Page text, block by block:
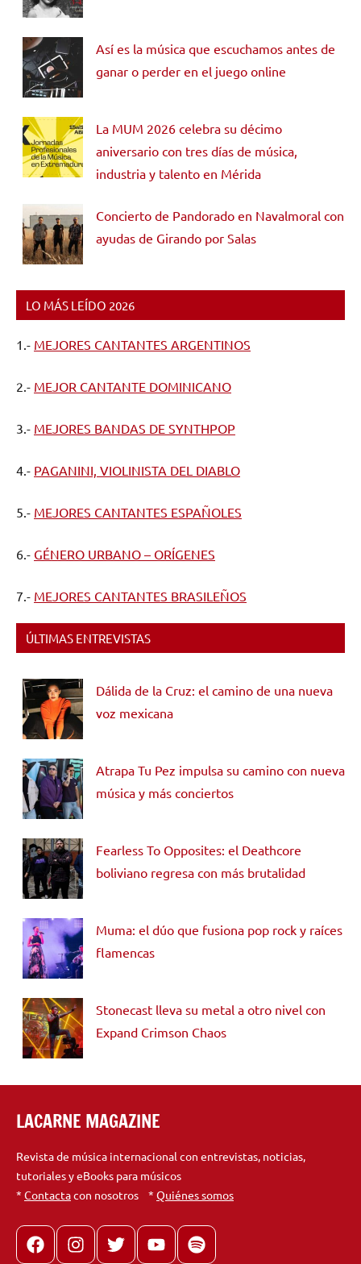
Así es la música que escuchamos antes de
ganar o perder en el juego online
La MUM 2026 celebra su décimo
aniversario con tres días de música,
industria y talento en Mérida
Concierto de Pandorado en Navalmoral con
ayudas de Girando por Salas
LO MÁS LEÍDO 2026
1.- MEJORES CANTANTES ARGENTINOS
2.- MEJOR CANTANTE DOMINICANO
3.- MEJORES BANDAS DE SYNTHPOP
4.- PAGANINI, VIOLINISTA DEL DIABLO
5.- MEJORES CANTANTES ESPAÑOLES
6.- GÉNERO URBANO – ORÍGENES
7.- MEJORES CANTANTES BRASILEÑOS
ÚLTIMAS ENTREVISTAS
Dálida de la Cruz: el camino de una nueva
voz mexicana
Atrapa Tu Pez impulsa su camino con nueva
música y más conciertos
Fearless To Opposites: el Deathcore
boliviano regresa con más brutalidad
Muma: el dúo que fusiona pop rock y raíces
flamencas
Stonecast lleva su metal a otro nivel con
Expand Crimson Chaos
LACARNE MAGAZINE
Revista de música internacional con entrevistas, noticias,
tutoriales y eBooks para músicos
* Contactacon nosotros * Quiénes somos
FacebookInstagram
X youtubespotify